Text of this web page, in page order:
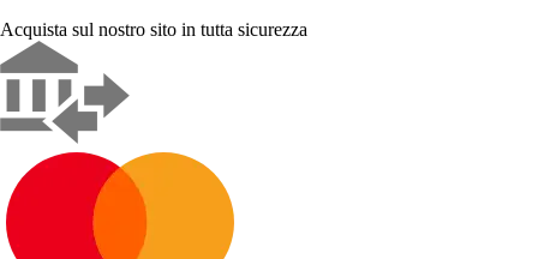
Acquista sul nostro sito in tutta sicurezza